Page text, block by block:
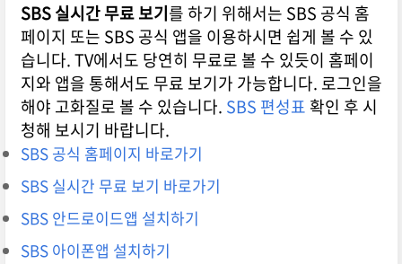
SBS 실시간 무료 보기를 하기 위해서는 SBS 공식 홈
페이지 또는 SBS 공식 앱을 이용하시면 쉽게 볼 수 있
습니다. TV에서도 당연히 무료로 볼 수 있듯이 홈페이
지와 앱을 통해서도 무료 보기가 가능합니다. 로그인을
해야 고화질로 볼 수 있습니다. SBS 편성표 확인 후 시
청해 보시기 바랍니다.
SBS 공식 홈페이지 바로가기
SBS 실시간 무료 보기 바로가기
SBS 안드로이드앱 설치하기
SBS 아이폰앱 설치하기